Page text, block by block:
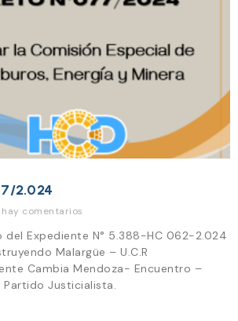
2.024
hay comentarios
del Expediente N° 5.388-HC 062-2.024
Malargüe – U.C.R
Cambia Mendoza- Encuentro –
Partido Justicialista.